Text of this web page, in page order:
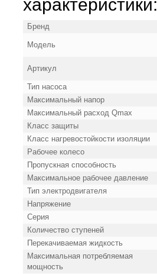
характеристики:
Бренд
Модель
Артикул
Тип насоса
Максимальный напор
Максимальный расход Qmax
Класс защиты
Класс нагревостойкости изоляции
Рабочее колесо
Пропускная способность
Максимальное рабочее давление
Тип электродвигателя
Напряжение
Серия
Количество ступеней
Перекачиваемая жидкость
Максимальная потребляемая
мощность